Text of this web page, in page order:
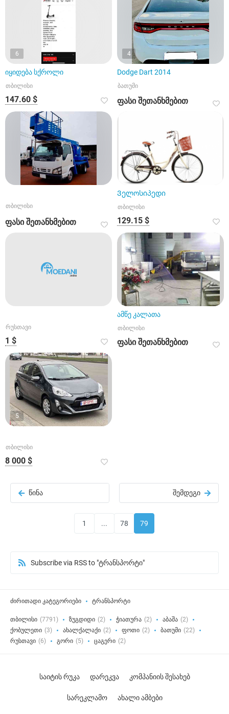
6
იყიდება სქროლი
თბილისი
147.60 $
4
Dodge Dart 2014
ბათუმი
ფასი შეთანხმებით
თბილისი
ფასი შეთანხმებით
Ველოსიპედი
თბილისი
129.15 $
რუსთავი
1 $
ამწე კალათა
თბილისი
ფასი შეთანხმებით
5
თბილისი
8 000 $
წინა შემდეგი
1 ... 78 79
Subscribe via RSS to "ტრანსპორტი"
ძირითადი კატეგორიები ტრანსპორტი
თბილისი (7791) ზუგდიდი (2) ჭიათურა (2) აბაშა (2)
ქობულეთი (3) ახალქალაქი (2) ფოთი (2) ბათუმი (22)
რუსთავი (6) გორი (5) ცაგერი (2)
საიტის რუკა დარეკვა კომპანიის შესახებ
სარეკლამო ახალი ამბები